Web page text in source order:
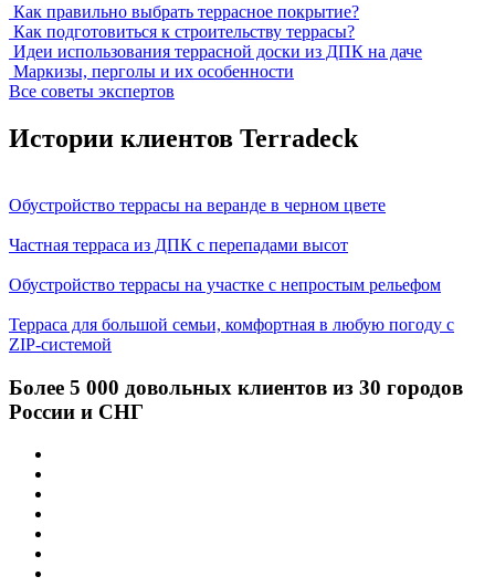
Как правильно выбрать террасное покрытие?
Как подготовиться к строительству террасы?
Идеи использования террасной доски из ДПК на даче
Маркизы, перголы и их особенности
Все советы экспертов
Истории клиентов Terradeck
Обустройство террасы на веранде в черном цвете
Частная терраса из ДПК с перепадами высот
Обустройство террасы на участке с непростым рельефом
Терраса для большой семьи, комфортная в любую погоду с
ZIP-системой
Более 5 000 довольных клиентов из 30 городов
России и СНГ